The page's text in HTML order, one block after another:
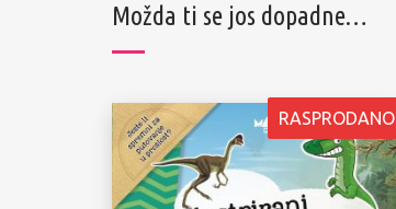
Možda ti se jos dopadne…
RASPRODANO